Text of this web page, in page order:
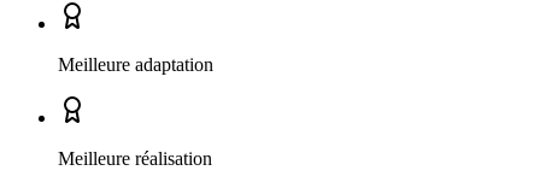
Meilleure adaptation
Meilleure réalisation